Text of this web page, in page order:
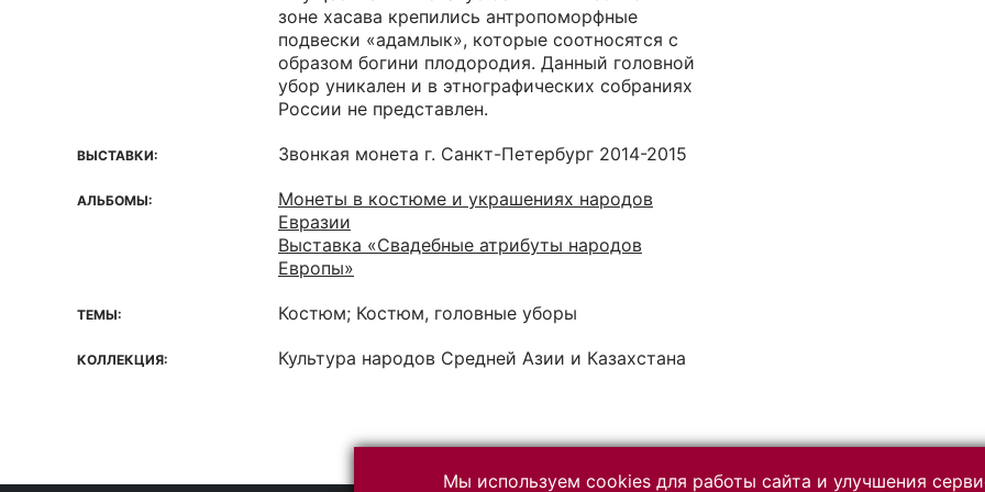
зоне хасава крепились антропоморфные
подвески «адамлык», которые соотносятся с
образом богини плодородия. Данный головной
убор уникален и в этнографических собраниях
России не представлен.
ВЫСТАВКИ: Звонкая монета г. Санкт-Петербург 2014-2015
АЛЬБОМЫ:
Монеты в костюме и украшениях народов
Евразии
Выставка «Свадебные атрибуты народов
Европы»
ТЕМЫ: Костюм; Костюм, головные уборы
КОЛЛЕКЦИЯ: Культура народов Средней Азии и Казахстана
Мы используем cookies для работы сайта и улучшения